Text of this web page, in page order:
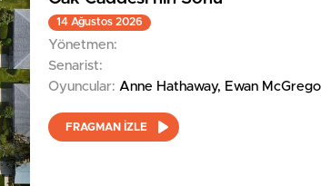
14 Ağustos 2026
Yönetmen:
Senarist:
Oyuncular:
FRAGMAN İZLE